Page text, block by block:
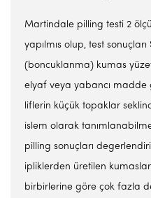
Martindale pilling testi 2
yapılmıs olup, test
(boncuklanma) kumas
elyaf veya yabancı madde
liflerin küçük topaklar
islem olarak
pilling sonuçları
ipliklerden üretilen
birbirlerine göre çok fazla